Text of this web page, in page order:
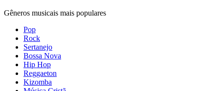
Gêneros musicais mais populares
Pop
Rock
Sertanejo
Bossa Nova
Hip Hop
Reggaeton
Kizomba